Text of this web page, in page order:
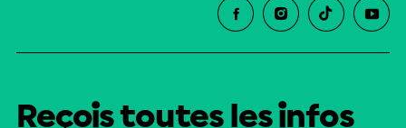
Reçois toutes les infos